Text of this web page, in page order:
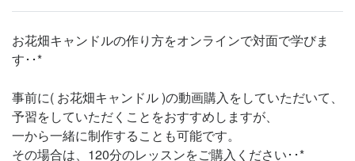
お花畑キャンドルの作り方をオンラインで対面で学びま
す･･*
事前に( お花畑キャンドル )の動画購入をしていただいて、
予習をしていただくことをおすすめしますが、
一から一緒に制作することも可能です。
その場合は、120分のレッスンをご購入ください･･*